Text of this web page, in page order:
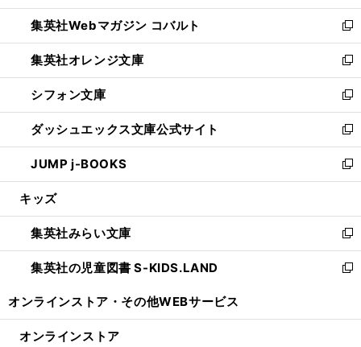
開
く
ウ
で
開
く
ン
ド
ウ
で
開
く
ウ
ィ
ン
ド
ウ
で
開
く
集英社Webマガジン コバルト
新
し
い
ウ
ィ
ン
ド
ウ
で
開
集英社オレンジ文庫
新
し
い
ウ
ィ
ン
ド
ウ
開
く
シフォン文庫
新
し
い
ウ
ィ
ン
ウ
で
開
く
ダッシュエックス文庫公式サイト
新
し
い
ウ
ン
ド
ウ
で
JUMP j-BOOKS
新
し
ウ
ィ
ン
ド
開
キッズ
集英社みらい文庫
新
し
い
ン
集英社の児童図書 S-KIDS.LAND
新
ウ
オンラインストア・ その他WEBサービス
オンラインストア